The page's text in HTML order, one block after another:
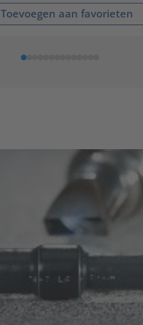
Toevoegen aan favorieten